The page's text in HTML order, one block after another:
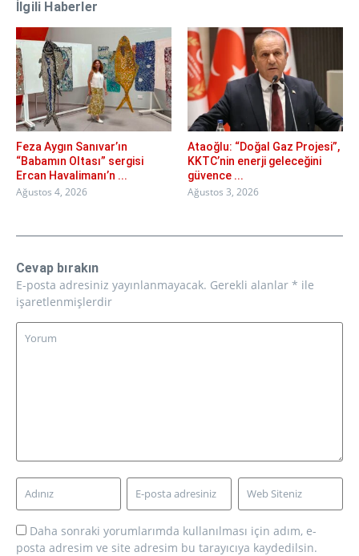
İlgili Haberler
Feza Aygın Sanıvar’ın
“Babamın Oltası” sergisi
Ercan Havalimanı’n ...
Ağustos 4, 2026
Ataoğlu: “Doğal Gaz Projesi”,
KKTC’nin enerji geleceğini
güvence ...
Ağustos 3, 2026
Cevap bırakın
E-posta adresiniz yayınlanmayacak. Gerekli alanlar * ile
işaretlenmişlerdir
Daha sonraki yorumlarımda kullanılması için adım, e-
posta adresim ve site adresim bu tarayıcıya kaydedilsin.